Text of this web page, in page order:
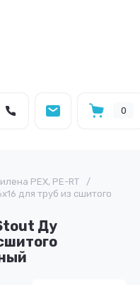
0
PEX, PE-RT
/
для труб из сшитого
Ду